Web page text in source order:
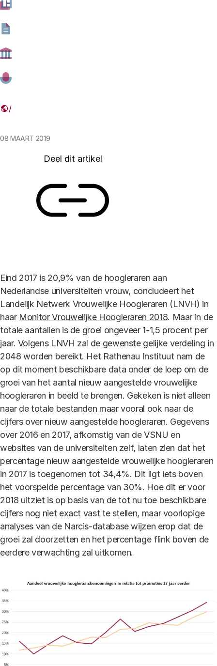
richting de academische top het aandeel vrouwen flink
vrouwen in de wetenschappelijke top, zoals met de
universiteiten die scheve verdeling recht te trekken. Die
hoogleraren wordt zichtbaar.
08 MAART 2019
Deel dit artikel
Eind 2017 is 20,9% van de hoogleraren aan
Nederlandse universiteiten vrouw, concludeert het
Landelijk Netwerk Vrouwelijke Hoogleraren (LNVH) in
haar Monitor Vrouwelijke Hoogleraren 2018. Maar in de
totale aantallen is de groei ongeveer 1-1,5 procent per
jaar. Volgens LNVH zal de gewenste gelijke verdeling in
2048 worden bereikt. Het Rathenau Instituut nam de
op dit moment beschikbare data onder de loep om de
groei van het aantal nieuw aangestelde vrouwelijke
hoogleraren in beeld te brengen. Gekeken is niet alleen
naar de totale bestanden maar vooral ook naar de
cijfers over nieuw aangestelde hoogleraren. Gegevens
over 2016 en 2017, afkomstig van de VSNU en
websites van de universiteiten zelf, laten zien dat het
percentage nieuw aangestelde vrouwelijke hoogleraren
in 2017 is toegenomen tot 34,4%. Dit ligt iets boven
het voorspelde percentage van 30%. Hoe dit er voor
2018 uitziet is op basis van de tot nu toe beschikbare
cijfers nog niet exact vast te stellen, maar voorlopige
analyses van de Narcis-database wijzen erop dat de
groei zal doorzetten en het percentage flink boven de
eerdere verwachting zal uitkomen.